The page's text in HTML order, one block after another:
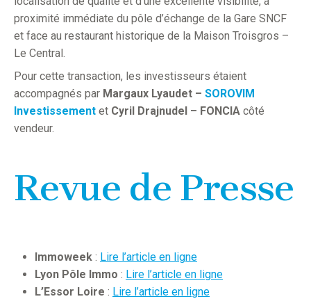
proximité immédiate du pôle d’échange de la Gare SNCF
et face au restaurant historique de la Maison Troisgros –
Le Central.
Pour cette transaction, les investisseurs étaient
accompagnés par Margaux Lyaudet – SOROVIM
Investissement et Cyril Drajnudel – FONCIA côté
vendeur.
Revue de Presse
Immoweek : Lire l’article en ligne
Lyon Pôle Immo : Lire l’article en ligne
L’Essor Loire : Lire l’article en ligne